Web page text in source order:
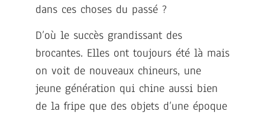
dans ces choses du passé ?
D’où le succès grandissant des
brocantes. Elles ont toujours été là mais
on voit de nouveaux chineurs, une
jeune génération qui chine aussi bien
de la fripe que des objets d’une époque